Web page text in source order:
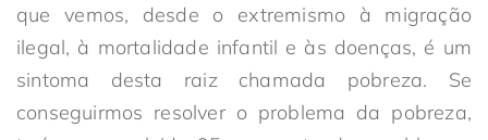
que vemos, desde o extremismo à migração
ilegal, à mortalidade infantil e às doenças, é um
sintoma desta raiz chamada pobreza. Se
conseguirmos resolver o problema da pobreza,